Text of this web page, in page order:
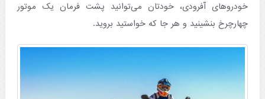
خودروهای آفرودی، خودتان می‌توانید پشت فرمان یک موتور
چهارچرخ بنشینید و هر جا که خواستید بروید.